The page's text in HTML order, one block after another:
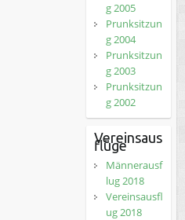
g 2005
Prunksitzun
g 2004
Prunksitzun
g 2003
Prunksitzun
g 2002
Vereinsaus
flüge
Männerausf
lug 2018
Vereinsausfl
ug 2018